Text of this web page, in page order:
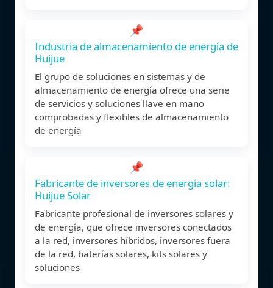
📌
Industria de almacenamiento de energía de
Huijue
El grupo de soluciones en sistemas y de
almacenamiento de energía ofrece una serie
de servicios y soluciones llave en mano
comprobadas y flexibles de almacenamiento
de energía
📌
Fabricante de inversores de energía solar:
Huijue Solar
Fabricante profesional de inversores solares y
de energía, que ofrece inversores conectados
a la red, inversores híbridos, inversores fuera
de la red, baterías solares, kits solares y
soluciones